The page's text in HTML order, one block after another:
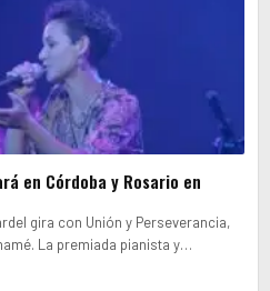
en Córdoba y Rosario en
gira con Unión y Perseverancia,
La premiada pianista y